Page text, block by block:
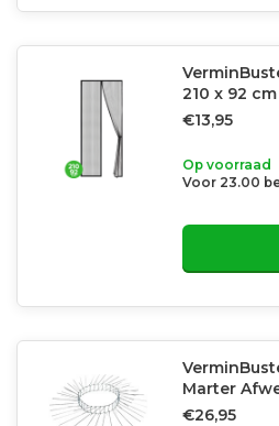
210 x 92 cm
€13,95
Op voorraad
Voor 23.00
Marter
€26,95